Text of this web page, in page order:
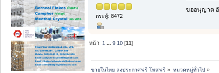
กระทู้: 8472
ขออนุญาต
หน้า: 1 ...9 10 [11]
ขายในไทย ลงประกาศฟรี โพสฟรี » หมวดหมู่ทั่วไป»